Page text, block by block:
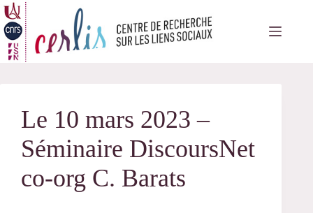
Passer
au
contenu
Le 10 mars 2023 –
Séminaire DiscoursNet
co-org C. Barats